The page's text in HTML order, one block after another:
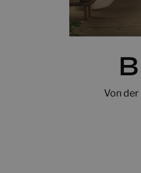
Von der